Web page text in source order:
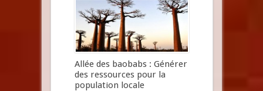
Allée des baobabs : Générer
des ressources pour la
population locale